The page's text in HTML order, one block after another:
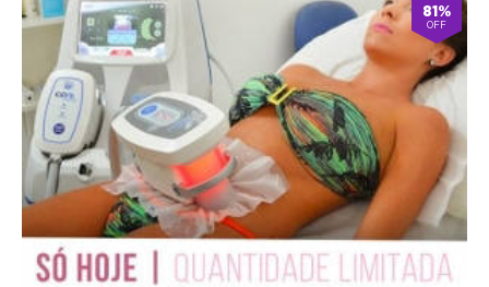
81%
OFF